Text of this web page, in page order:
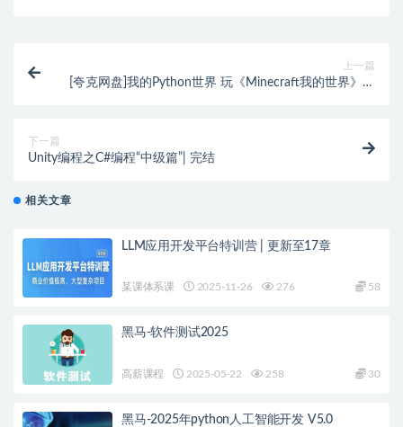
上一篇
[夸克网盘]我的Python世界 玩《Minecraft我的世界》学
下一篇
Unity编程之C#编程“中级篇”| 完结
相关文章
LLM应用开发平台特训营 | 更新至17章
某课体系课 2025-11-26 276 58
黑马-软件测试2025
高薪课程 2025-05-22 258 30
黑马-2025年python人工智能开发 V5.0